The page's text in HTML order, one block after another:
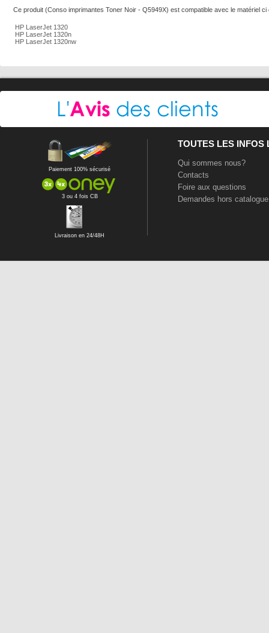
Ce produit (Conso imprimantes Toner Noir - Q5949X) est compatible avec le matériel ci
HP LaserJet 1320
HP LaserJet 1320n
HP LaserJet 1320nw
Paiement 100% sécurisé
3 ou 4 fois CB
Livraison en 24/48H
TOUTES LES INFOS
Qui sommes nous?
Contacts
Foire aux questions
Demandes hors catalogue